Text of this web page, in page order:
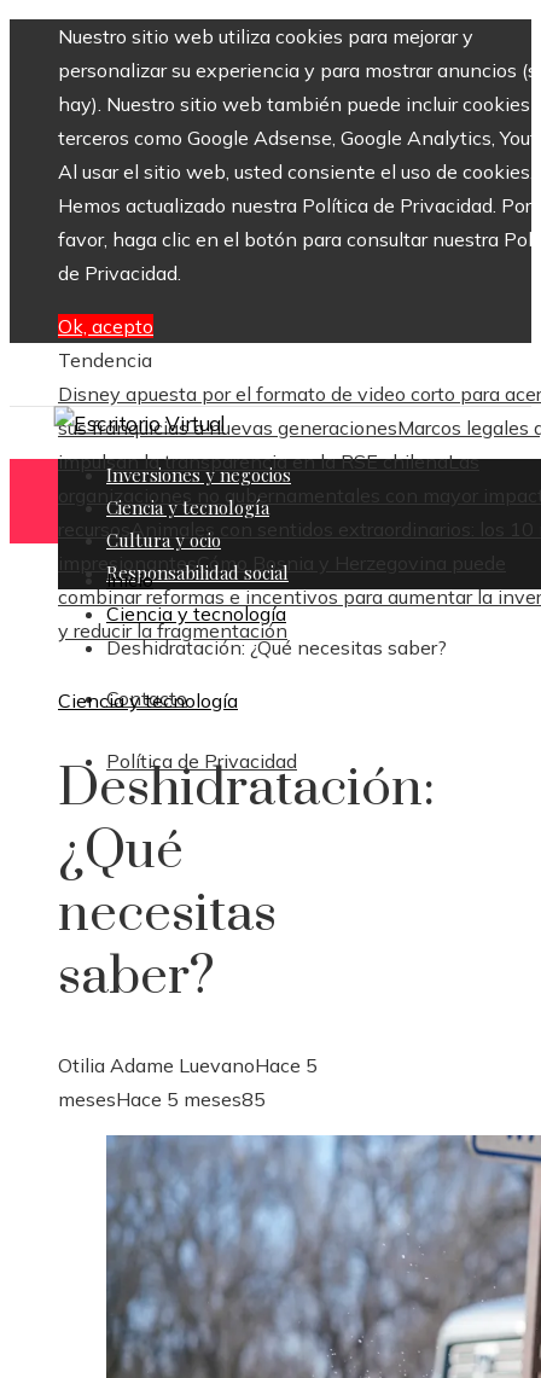
Nuestro sitio web utiliza cookies para mejorar y
personalizar su experiencia y para mostrar anuncios
hay). Nuestro sitio web también puede incluir cookies
terceros como Google Adsense, Google Analytics,
Al usar el sitio web, usted consiente el uso de cookies.
Hemos actualizado nuestra Política de Privacidad. Por
favor, haga clic en el botón para consultar nuestra
de Privacidad.
Ok, acepto
Tendencia
Disney apuesta por el formato de video corto para
sus franquicias a nuevas generacionesMarcos legales
impulsan la transparencia en la RSE chilenaLas
organizaciones no gubernamentales con mayor
recursosAnimales con sentidos extraordinarios: los 10
impresionantesCómo Bosnia y Herzegovina puede
combinar reformas e incentivos para aumentar la
y reducir la fragmentación
Contacto
Política de Privacidad
Inversiones y negocios
Ciencia y tecnología
Cultura y ocio
Responsabilidad social
Inicio
Ciencia y tecnología
Deshidratación: ¿Qué necesitas saber?
Ciencia y tecnología
Deshidratación:
¿Qué
necesitas
saber?
Otilia Adame LuevanoHace 5
mesesHace 5 meses85